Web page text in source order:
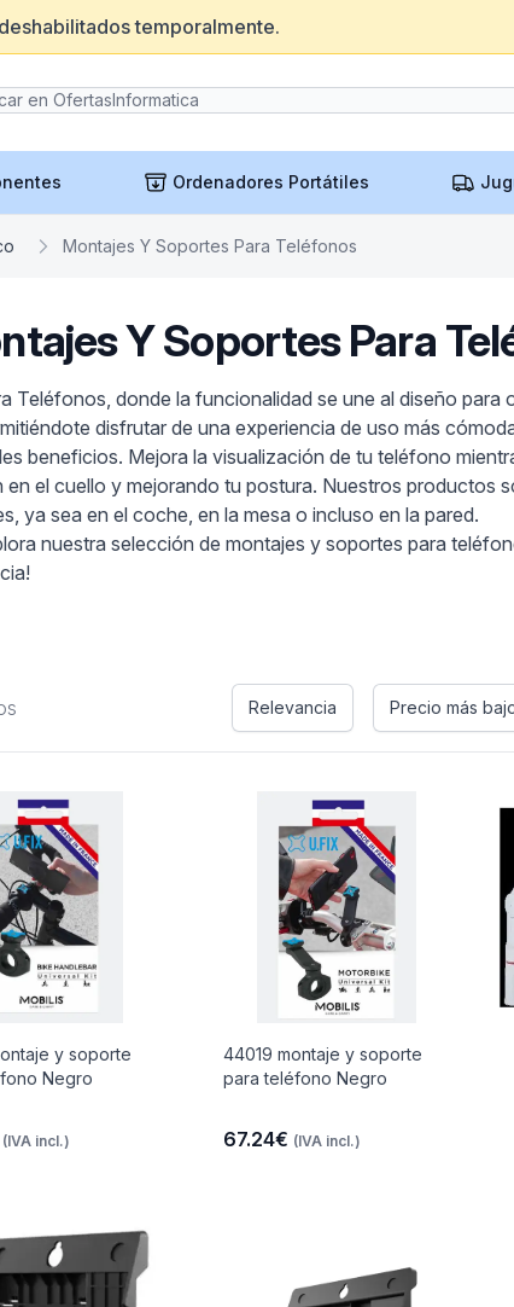
temporalmente.
Ordenadores Portátiles
Montajes Y Soportes Para Teléfonos
Y Soportes Para
Teléfonos, donde la funcionalidad se une al diseño
disfrutar de una experiencia de uso más
beneficios. Mejora la visualización de tu teléfono
el cuello y mejorando tu postura. Nuestros productos
ya sea en el coche, en la mesa o incluso en la pared.
nuestra selección de montajes y soportes para
Relevancia Precio más
y soporte
Negro
(IVA incl.)
44019 montaje y soporte
para teléfono Negro
67.24€ (IVA incl.)